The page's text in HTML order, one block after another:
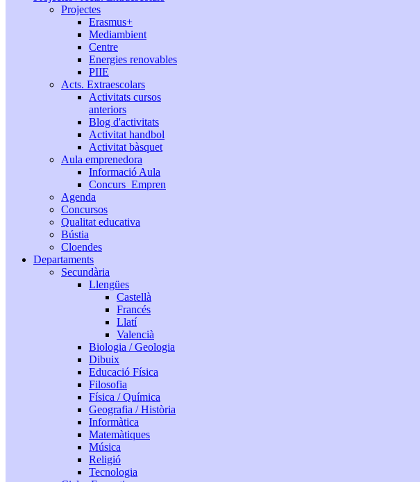
Projectes
Erasmus+
Mediambient
Centre
Energies renovables
PIIE
Acts. Extraescolars
Activitats cursos
anteriors
Blog d'activitats
Activitat handbol
Activitat bàsquet
Aula emprenedora
Informació Aula
Concurs_Empren
Agenda
Concursos
Qualitat educativa
Bústia
Cloendes
Departaments
Secundària
Llengües
Castellà
Francés
Llatí
Valencià
Biologia / Geologia
Dibuix
Educació Física
Filosofia
Física / Química
Geografia / Història
Informàtica
Matemàtiques
Música
Religió
Tecnologia